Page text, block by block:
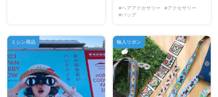
#ヘアアクセサリー
#アクセサリー
#バッグ
ミシン用品 輸入リボン